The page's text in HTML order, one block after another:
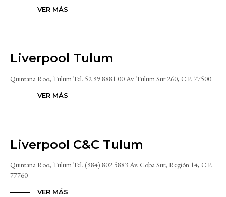
VER MÁS
Liverpool Tulum
Quintana Roo, Tulum Tel. 52 99 8881 00 Av. Tulum Sur 260, C.P. 77500
VER MÁS
Liverpool C&C Tulum
Quintana Roo, Tulum Tel. (984) 802 5883 Av. Coba Sur, Región 14, C.P.
77760
VER MÁS